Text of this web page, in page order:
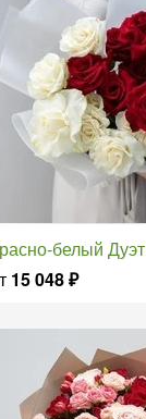
Красно-белый Дуэт
15 048₽